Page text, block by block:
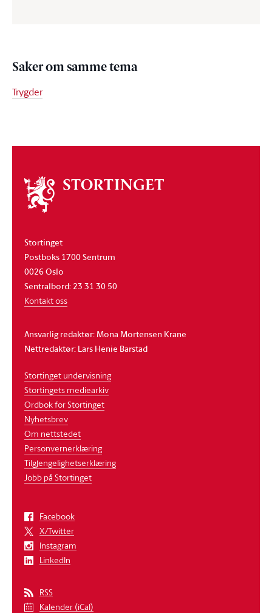
Saker om samme tema
Trygder
Om
stortinget
Stortinget
Postboks 1700 Sentrum
0026 Oslo
Sentralbord: 23 31 30 50
Kontakt oss
Ansvarlig redaktør: Mona Mortensen Krane
Nettredaktør: Lars Henie Barstad
Stortinget undervisning
Stortingets mediearkiv
Ordbok for Stortinget
Nyhetsbrev
Om nettstedet
Personvernerklæring
Tilgjengelighetserklæring
Jobb på Stortinget
Facebook
X/Twitter
Instagram
LinkedIn
RSS
Kalender (iCal)